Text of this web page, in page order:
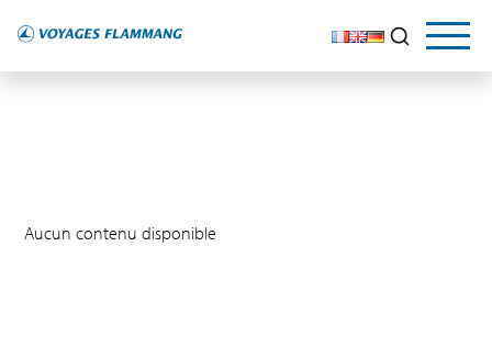
Aucun contenu disponible